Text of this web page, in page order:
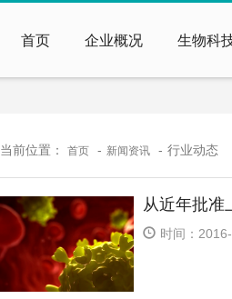
首页 企业概况 生物科
当前位置： 首页 新闻资讯 行业动态
从近年批准
时间：